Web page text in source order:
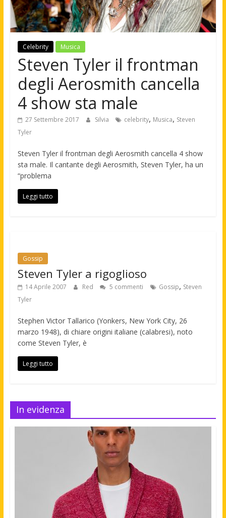
Celebrity Musica
Steven Tyler il frontman
degli Aerosmith cancella
4 show sta male
27 Settembre 2017 Silvia celebrity, Musica, Steven
Tyler
Steven Tyler il frontman degli Aerosmith cancella 4 show
sta male. Il cantante degli Aerosmith, Steven Tyler, ha un
“problema
Leggi tutto
Gossip
Steven Tyler a rigoglioso
14 Aprile 2007 Red 5 commenti Gossip, Steven
Tyler
Stephen Victor Tallarico (Yonkers, New York City, 26
marzo 1948), di chiare origini italiane (calabresi), noto
come Steven Tyler, è
Leggi tutto
In evidenza